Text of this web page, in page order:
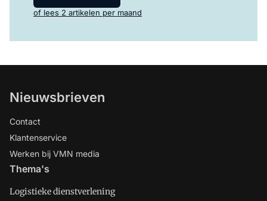
of lees 2 artikelen per maand
Nieuwsbrieven
Contact
Klantenservice
Werken bij VMN media
Thema's
Logistieke dienstverlening